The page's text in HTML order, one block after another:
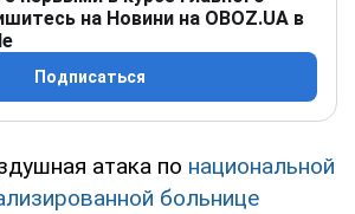
на Новини на OBOZ.UA в
Подписаться
атака по национальной
больнице